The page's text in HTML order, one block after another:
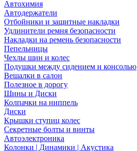
Автохимия
Автодержатели
Отбойники и защитные накладки
Удлинители ремня безопасности
Накладки на ремень безопасности
Пепельницы
Чехлы шин и колес
Подушки между сидением и консолью
Вешалки в салон
Полезное в дорогу
Шины и Диски
Колпачки на ниппель
Диски
Крышки ступиц колес
Секретные болты и винты
Автоэлектроника
Колонки | Динамики | Акустика